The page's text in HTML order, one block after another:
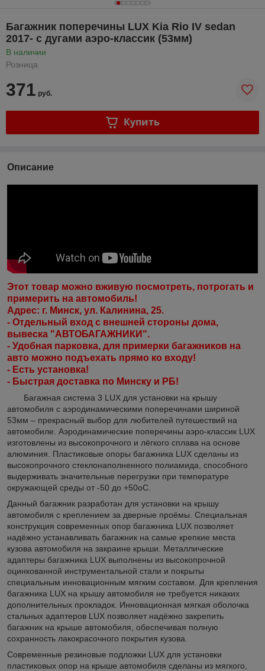
Багажник поперечины LUX Kia Rio IV sedan
2017- с дугами аэро-классик (53мм)
В наличии
Розница
371 руб.
Купить
Описание
Этот товар можно вживую посмотреть, потрогать и
примерить на автомобиль!
Адрес: г. Минск, ул. Калинина, 25.
- Отдельный вход с внешней стороны дома,
вывеска "АВТОБАГАЖНИКИ".
- Удобная парковка, для примерки багажников на
авто можно подъехать прямо ко входу!
- Есть установка!
- Быстрая доставка по Минску и РБ!
Багажная система 3 LUX для установки на крышу
автомобиля с аэродинамическими поперечинами шириной
53мм – прекрасный выбор для любителей путешествий на
автомобиле. Аэродинамические поперечины аэро-классик LUX
изготовлены из высокопрочного и лёгкого сплава на основе
алюминия. Пластиковые опоры багажника LUX сделаны из
высокопрочного стеклонаполненного полиамида, способного
выдерживать значительные перегрузки при температуре
окружающей среды от -50 до +50оС.
Данный багажник разработан для установки на крышу
автомобиля с креплением за дверные проёмы. Специальная
конструкция современных опор багажника LUX позволяет
надёжно устанавливать багажник на самые крепкие места
кузова автомобиля на закраине крыши. Металлические
адаптеры багажника LUX выполнены из высокопрочной
оцинкованной инструментальной стали и покрыты
специальным инновационным мягким составом. Для крепления
багажника LUX на крышу автомобиля не требуется никаких
дополнительных прокладок. Инновационная мягкая оболочка
стальных адаптеров LUX позволяет надёжно закрепить
багажник на крыше автомобиля, обеспечивая полную
сохранность лакокрасочного покрытия кузова.
Современные резиновые подложки LUX для установки
пластиковых опор на крыше автомобиля сделаны из мягкого,